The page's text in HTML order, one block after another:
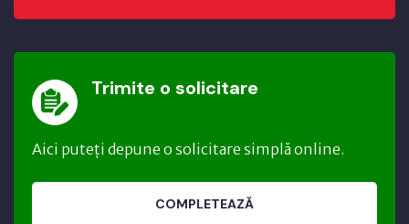
Trimite o solicitare
Aici puteți depune o solicitare simplă online.
COMPLETEAZĂ